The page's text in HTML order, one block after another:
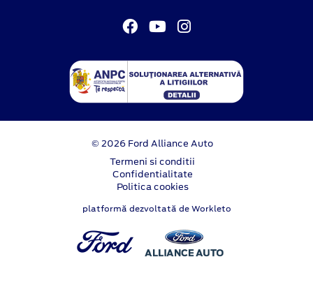
© 2026 Ford Alliance Auto
Termeni si conditii
Confidentialitate
Politica cookies
platformă dezvoltată de Workleto